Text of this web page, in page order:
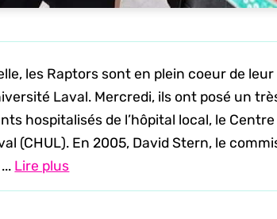
les Raptors sont en plein coeur de
Laval. Mercredi, ils ont posé un
hospitalisés de l’hôpital local, le
(CHUL). En 2005, David Stern, le
Lire plus